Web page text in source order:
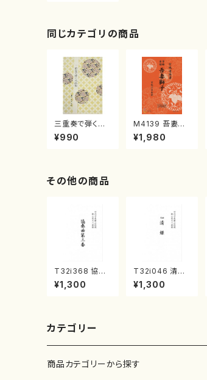
同じカテゴリの商品
三重奏で弾く名
曲集 クリスマ
スメドレー( 箏
¥990
M4139 吾妻獅
子《箏曲楽譜》
（箏/宮城道雄
¥1,980
その他の商品
T32i368 協奏
曲第三番（尺八/
唯是震一/楽譜）
¥1,300
T32i046 清姫
（尺八/金森高山/
楽譜）都山流公
¥1,300
カテゴリー
商品カテゴリーから探す